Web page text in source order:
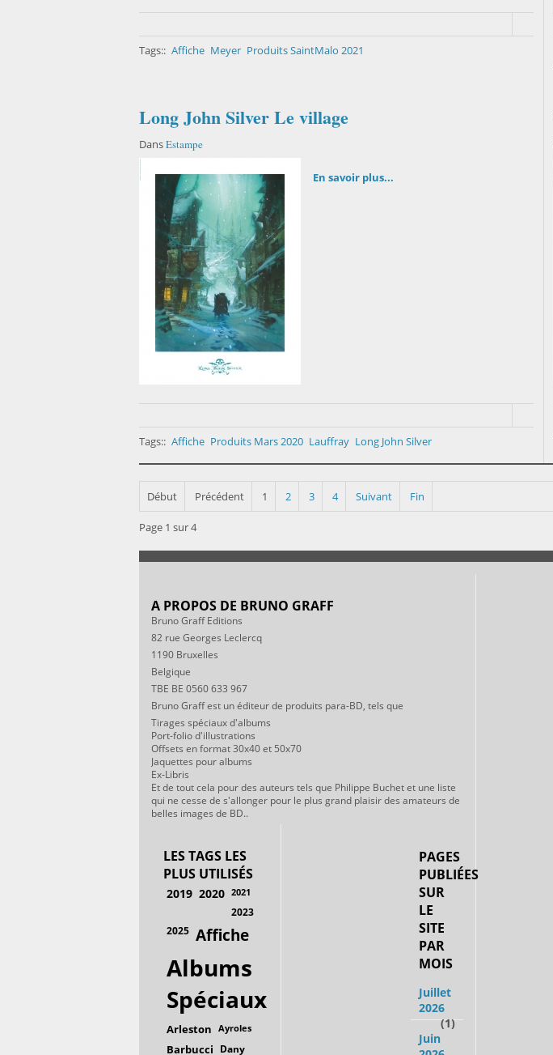
Tags:: Affiche Meyer Produits SaintMalo 2021
Long John Silver Le village
DansEstampe
En savoir plus...
Tags:: Affiche Produits Mars 2020 Lauffray Long John Silver
Début Précédent 1 2 3 4 Suivant Fin
Page 1 sur 4
A PROPOS DE BRUNO GRAFF
Bruno Graff Editions
82 rue Georges Leclercq
1190 Bruxelles
Belgique
TBE BE 0560 633 967
Bruno Graff est un éditeur de produits para-BD, tels que
Tirages spéciaux d'albums
Port-folio d'illustrations
Offsets en format 30x40 et 50x70
Jaquettes pour albums
Ex-Libris
Et de tout cela pour des auteurs tels que Philippe Buchet et une liste
qui ne cesse de s'allonger pour le plus grand plaisir des amateurs de
belles images de BD..
LES TAGS LES
PLUS UTILISÉS
2019 2020 2021
2023
2025 Affiche
Albums
Spéciaux
Arleston Ayroles
Barbucci Dany
PAGES
PUBLIÉES
SUR
LE
SITE
PAR
MOIS
Juillet
2026
(1)
Juin